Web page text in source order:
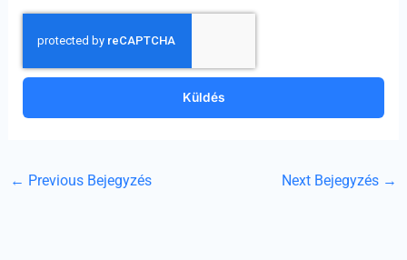
Küldés
← Previous Bejegyzés Next Bejegyzés →